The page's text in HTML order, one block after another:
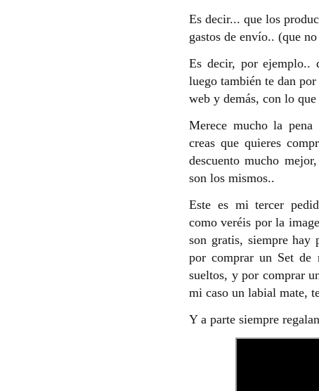
Es decir... que los
gastos de envío.. (que
Es decir, por ejemplo..
luego también te dan por
web y demás, con lo que
Merece mucho la
creas que quieres
descuento mucho
son los mismos..
Este es mi tercer
como veréis por la
son gratis, siempre hay
por comprar un Set de
sueltos, y por comprar
mi caso un labial mate,
Y a parte siempre